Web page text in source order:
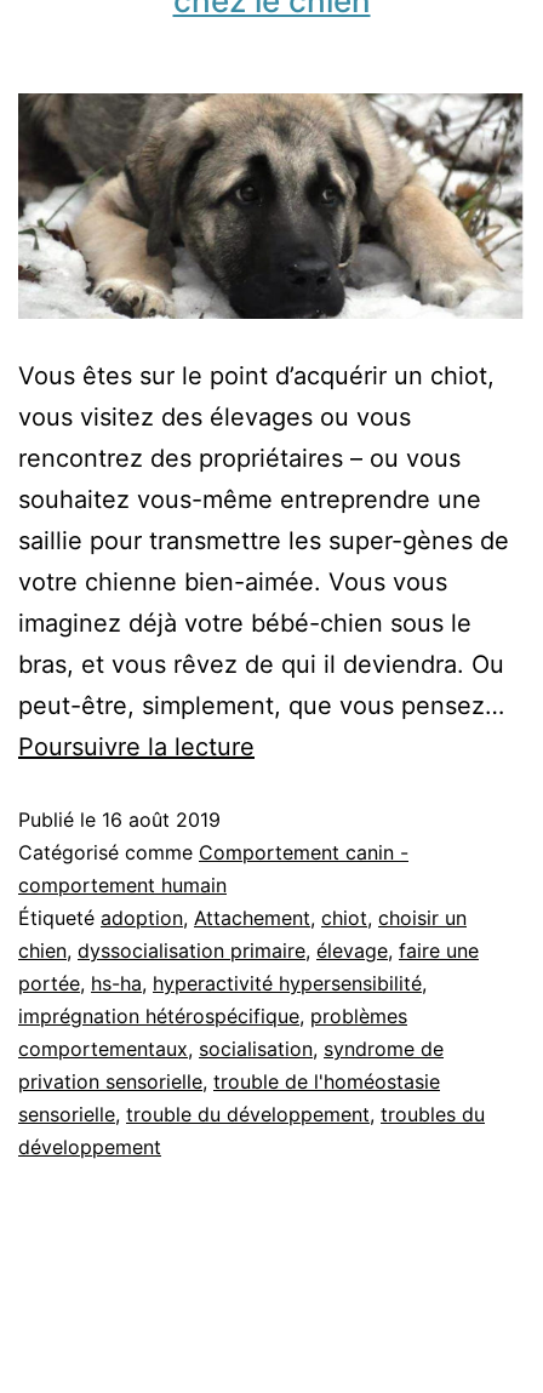
Vous êtes sur le point d’acquérir un chiot,
vous visitez des élevages ou vous
rencontrez des propriétaires – ou vous
souhaitez vous-même entreprendre une
saillie pour transmettre les super-gènes de
votre chienne bien-aimée. Vous vous
imaginez déjà votre bébé-chien sous le
bras, et vous rêvez de qui il deviendra. Ou
peut-être, simplement, que vous pensez…
Poursuivre la lecture
développement
:
L’importance
des
1ères
semaines
chez
Publié le 16 août 2019
Catégorisé comme Comportement canin -
comportement humain
Étiqueté adoption, Attachement, chiot, choisir un
chien, dyssocialisation primaire, élevage, faire une
portée, hs-ha, hyperactivité hypersensibilité,
imprégnation hétérospécifique, problèmes
comportementaux, socialisation, syndrome de
privation sensorielle, trouble de l'homéostasie
sensorielle, trouble du développement, troubles du
développement